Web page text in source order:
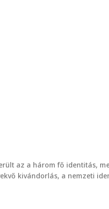
az a három fő identitás,
kivándorlás, a nemzeti